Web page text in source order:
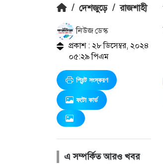
/ দেশজুড়ে / রাজশাহী
নিউজ ডেস্ক
প্রকাশ : ২৮ ডিসেম্বর, ২০২৪
০৫:২৯ পিএম
প্রিন্ট সংস্করণ
ফটো কার্ড
এ সম্পর্কিত আরও খবর